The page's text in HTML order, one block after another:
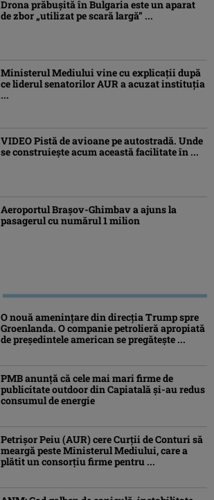
Drona prăbuşită în Bulgaria este un aparat
de zbor „utilizat pe scară largă” ...
Ministerul Mediului vine cu explicații după
ce liderul senatorilor AUR a acuzat instituția
...
VIDEO Pistă de avioane pe autostradă. Unde
se construiește acum această facilitate în ...
Aeroportul Brașov-Ghimbav a ajuns la
pasagerul cu numărul 1 milion
O nouă amenințare din direcția Trump spre
Groenlanda. O companie petrolieră apropiată
de președintele american se pregătește ...
PMB anunță că cele mai mari firme de
publicitate outdoor din Capiatală și-au redus
consumul de energie
Petrişor Peiu (AUR) cere Curții de Conturi să
meargă peste Ministerul Mediului, care a
plătit un consorţiu firme pentru ...